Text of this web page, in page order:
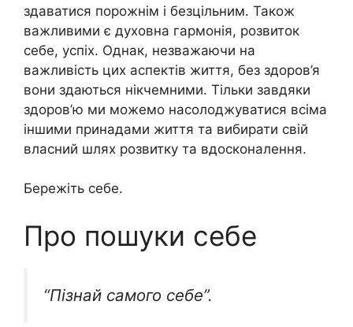
здаватися порожнім і безцільним. Також
важливими є духовна гармонія, розвиток
себе, успіх. Однак, незважаючи на
важливість цих аспектів життя, без здоров’я
вони здаються нікчемними. Тільки завдяки
здоров’ю ми можемо насолоджуватися всіма
іншими принадами життя та вибирати свій
власний шлях розвитку та вдосконалення.
Бережіть себе.
Про пошуки себе
“Пізнай самого себе”.